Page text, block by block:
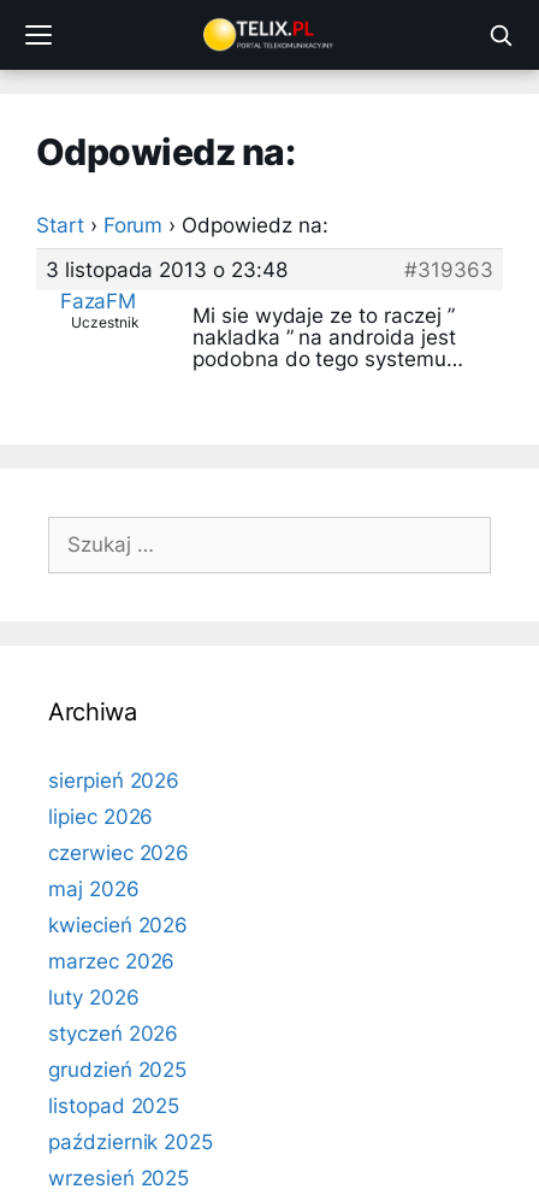
treści
Odpowiedz na:
Start › Forum › Odpowiedz na:
3 listopada 2013 o 23:48
#319363
FazaFM
Uczestnik
Mi sie wydaje ze to raczej ”
nakladka ” na androida jest
podobna do tego systemu…
Szukaj:
Archiwa
sierpień 2026
lipiec 2026
czerwiec 2026
maj 2026
kwiecień 2026
marzec 2026
luty 2026
styczeń 2026
grudzień 2025
listopad 2025
październik 2025
wrzesień 2025